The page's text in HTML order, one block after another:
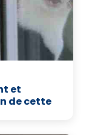
et
de cette